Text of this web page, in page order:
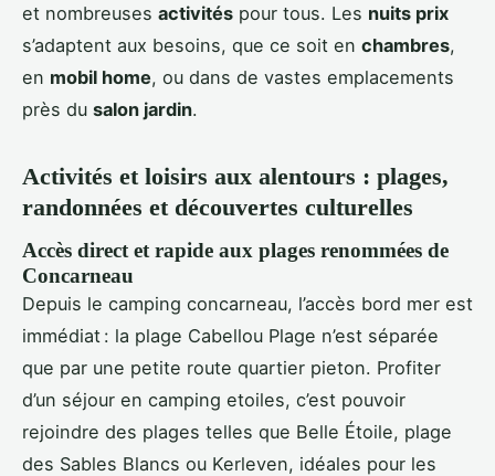
et nombreuses activités pour tous. Les nuits prix
s’adaptent aux besoins, que ce soit en chambres,
en mobil home, ou dans de vastes emplacements
près du salon jardin.
Activités et loisirs aux alentours : plages,
randonnées et découvertes culturelles
Accès direct et rapide aux plages renommées de
Concarneau
Depuis le camping concarneau, l’accès bord mer est
immédiat : la plage Cabellou Plage n’est séparée
que par une petite route quartier pieton. Profiter
d’un séjour en camping etoiles, c’est pouvoir
rejoindre des plages telles que Belle Étoile, plage
des Sables Blancs ou Kerleven, idéales pour les